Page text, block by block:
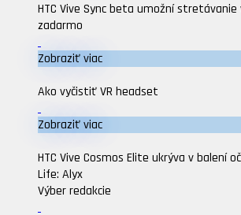
HTC Vive Sync beta umožní
zadarmo
Zobraziť viac
Ako vyčistiť VR headset
Zobraziť viac
HTC Vive Cosmos Elite ukrýva v balení
Life: Alyx
Výber redakcie